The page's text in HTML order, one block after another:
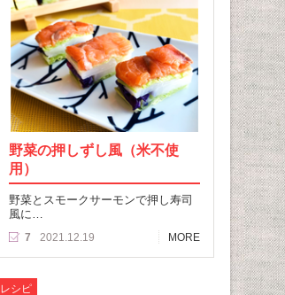
野菜の押しずし風（米不使
用）
野菜とスモークサーモンで押し寿司
風に…
7 2021.12.19 MORE
レシピ